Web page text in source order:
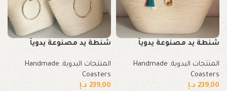
شنطة يد مصنوعة يدوياً
المنتجات اليدوية,
Handmade
Coasters
239,00 د.إ
شنطة يد مصنوعة يدوياً
المنتجات اليدوية,
Handmade
Coasters
239,00 د.إ